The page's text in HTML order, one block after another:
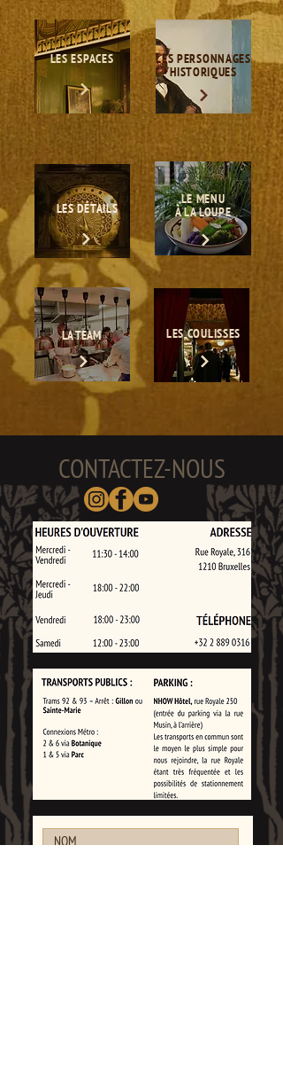
LES PERSONNAGES
HISTORIQUES
LES ESPACES
LE MENU
À LA LOUPE
LES DÉTAILS
LA TEAM LES COULISSES
CONTACTEZ-NOUS